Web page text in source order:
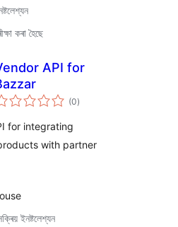
কৰা হৈছে
API for
(0টা
মুঠ)
for integrating
with partner
ইনষ্টলেশ্যন